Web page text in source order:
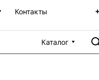
Контакты
Каталог